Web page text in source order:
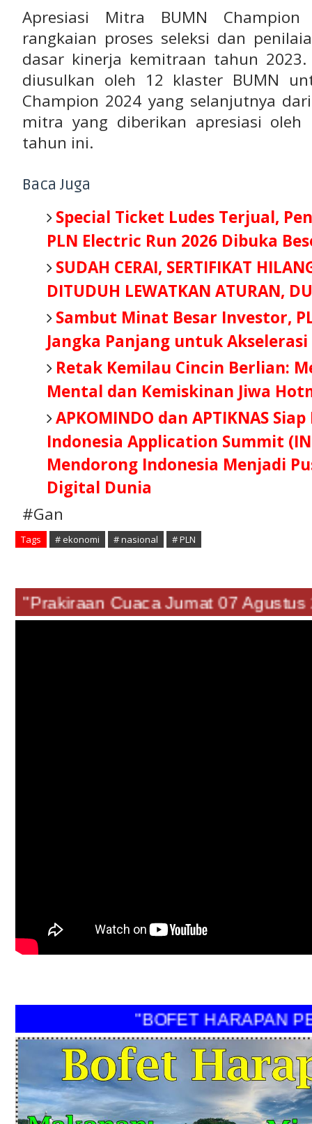
Apresiasi Mitra BUMN
rangkaian proses seleksi dan
dasar kinerja kemitraan tahun
diusulkan oleh 12 klaster BUMN
Champion 2024 yang selanjutnya
mitra yang diberikan apresiasi oleh
tahun ini.
Baca Juga
Special Ticket Ludes Terjual,
PLN Electric Run 2026 Dibuka
SUDAH CERAI, SERTIFIKAT
DITUDUH LEWATKAN ATURAN,
Sambut Minat Besar Investor,
Jangka Panjang untuk Akselerasi
Retak Kemilau Cincin Berlian:
Mental dan Kemiskinan Jiwa
APKOMINDO dan APTIKNAS
Indonesia Application Summit
Mendorong Indonesia Menjadi
Digital Dunia
#Gan
Tags # ekonomi # nasional # PLN
"Prakiraan Cuaca Jumat 07
"BOFET HARAPAN